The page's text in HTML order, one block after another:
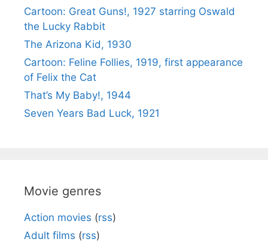
Cartoon: Great Guns!, 1927 starring Oswald
the Lucky Rabbit
The Arizona Kid, 1930
Cartoon: Feline Follies, 1919, first appearance
of Felix the Cat
That’s My Baby!, 1944
Seven Years Bad Luck, 1921
Movie genres
Action movies (rss)
Adult films (rss)